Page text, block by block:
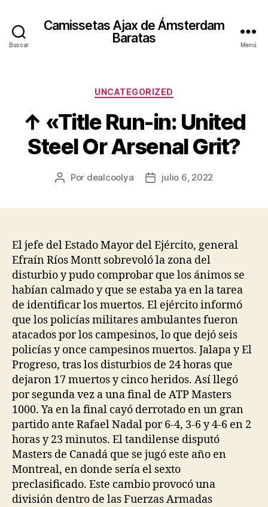
Buscar
Camissetas Ajax de Ámsterdam
Baratas
Menú
Categorías
UNCATEGORIZED
↑ «Title Run-in: United
Steel Or Arsenal Grit?
Autor
Por dealcoolya
Fechajulio 6, 2022
El jefe del Estado Mayor del Ejército, general
Efraín Ríos Montt sobrevoló la zona del
disturbio y pudo comprobar que los ánimos se
habían calmado y que se estaba ya en la tarea
de identificar los muertos. El ejército informó
que los policías militares ambulantes fueron
atacados por los campesinos, lo que dejó seis
policías y once campesinos muertos. Jalapa y El
Progreso, tras los disturbios de 24 horas que
dejaron 17 muertos y cinco heridos. Así llegó
por segunda vez a una final de ATP Masters
1000. Ya en la final cayó derrotado en un gran
partido ante Rafael Nadal por 6-4, 3-6 y 4-6 en 2
horas y 23 minutos. El tandilense disputó
Masters de Canadá que se jugó este año en
Montreal, en donde sería el sexto
preclasificado. Este cambio provocó una
división dentro de las Fuerzas Armadas